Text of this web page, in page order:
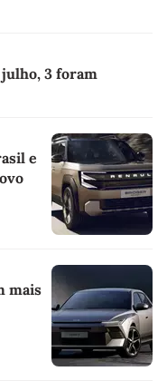
3 foram
e
mais